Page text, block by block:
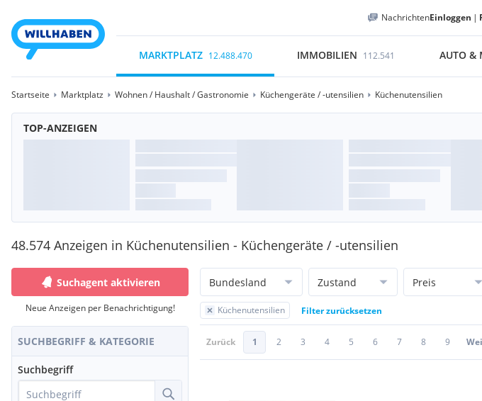
NachrichtenEinloggen |
MARKTPLATZ 12.488.470 IMMOBILIEN 112.541 AUTO &
Startseite Marktplatz Wohnen / Haushalt / Gastronomie Küchengeräte / -utensilien Küchenutensilien
TOP-ANZEIGEN
48.574 Anzeigen in Küchenutensilien - Küchengeräte / -utensilien
Suchagent aktivieren
Neue Anzeigen per Benachrichtigung!
SUCHBEGRIFF & KATEGORIE
Suchbegriff
Bundesland Zustand Preis
Küchenutensilien Filter zurücksetzen
Zurück 1 2 3 4 5 6 7 8 9